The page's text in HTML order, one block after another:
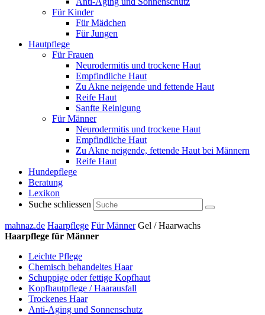
Für Kinder
Für Mädchen
Für Jungen
Hautpflege
Für Frauen
Neurodermitis und trockene Haut
Empfindliche Haut
Zu Akne neigende und fettende Haut
Reife Haut
Sanfte Reinigung
Für Männer
Neurodermitis und trockene Haut
Empfindliche Haut
Zu Akne neigende, fettende Haut bei Männern
Reife Haut
Hundepflege
Beratung
Lexikon
Suche schliessen
mahnaz.de Haarpflege Für Männer Gel / Haarwachs
Haarpflege für Männer
Leichte Pflege
Chemisch behandeltes Haar
Schuppige oder fettige Kopfhaut
Kopfhautpflege / Haarausfall
Trockenes Haar
Anti-Aging und Sonnenschutz